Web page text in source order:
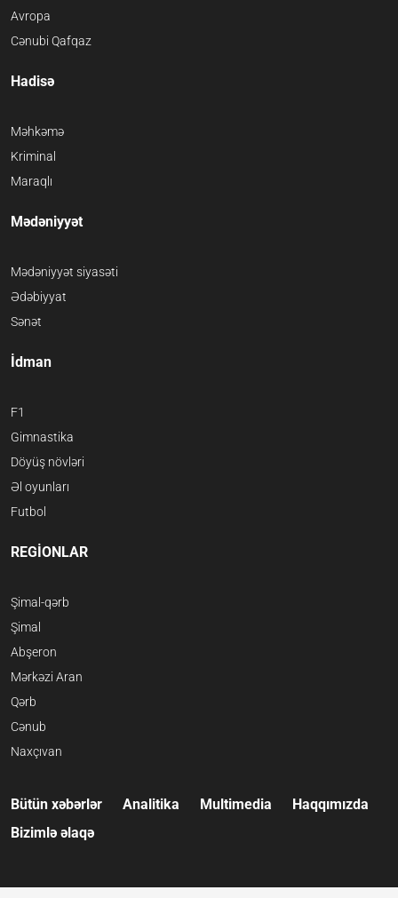
Avropa
Cənubi Qafqaz
Hadisə
Məhkəmə
Kriminal
Maraqlı
Mədəniyyət
Mədəniyyət siyasəti
Ədəbiyyat
Sənət
İdman
F1
Gimnastika
Döyüş növləri
Əl oyunları
Futbol
REGİONLAR
Şimal-qərb
Şimal
Abşeron
Mərkəzi Aran
Qərb
Cənub
Naxçıvan
Bütün xəbərlər Analitika Multimedia
Haqqımızda
Bizimlə əlaqə